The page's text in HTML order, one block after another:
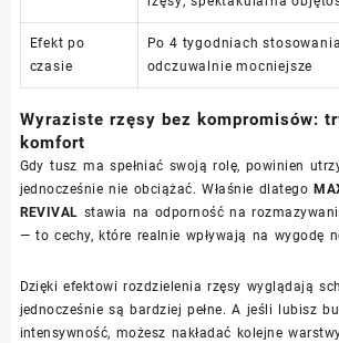
Efekt po
czasie
Po 4 tygodniach
odczuwalnie mocniejsze
Wyraziste rzęsy bez kompromisów:
komfort
Gdy tusz ma spełniać swoją rolę, powinien
jednocześnie nie obciążać. Właśnie dlatego
REVIVAL stawia na odporność na
— to cechy, które realnie wpływają na wygodę
Dzięki efektowi rozdzielenia rzęsy wyglądają
jednocześnie są bardziej pełne. A jeśli lubisz
intensywność, możesz nakładać kolejne